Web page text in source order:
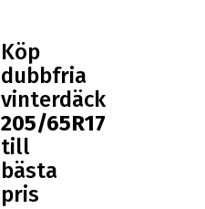
Köp
dubbfria
vinterdäck
205/65R17
till
bästa
pris